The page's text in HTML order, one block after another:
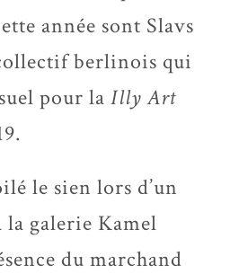
année sont Slavs
berlinois qui
pour la Illy Art
le sien lors d’un
galerie Kamel
du marchand